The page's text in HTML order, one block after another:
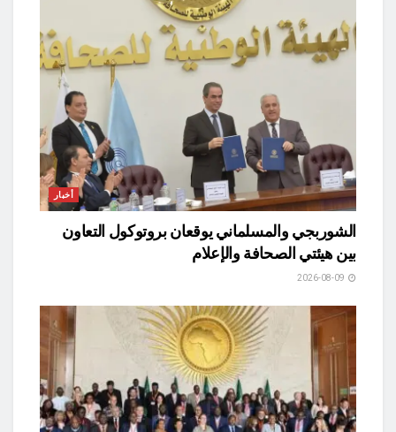
أخبار
الشوربجي والمسلماني يوقعان بروتوكول التعاون
بين هيئتي الصحافة والإعلام